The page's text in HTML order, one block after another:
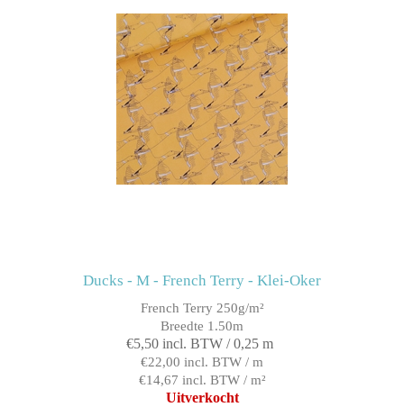
Ducks - M - French Terry - Klei-Oker
French Terry 250g/m²
Breedte 1.50m
€5,50 incl. BTW / 0,25 m
€22,00 incl. BTW / m
€14,67 incl. BTW / m²
Uitverkocht